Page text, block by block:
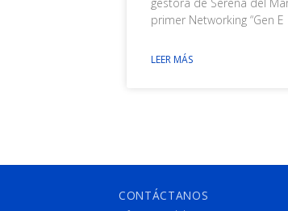
primer Networking “Gen E
LEER MÁS
CONTÁCTANOS